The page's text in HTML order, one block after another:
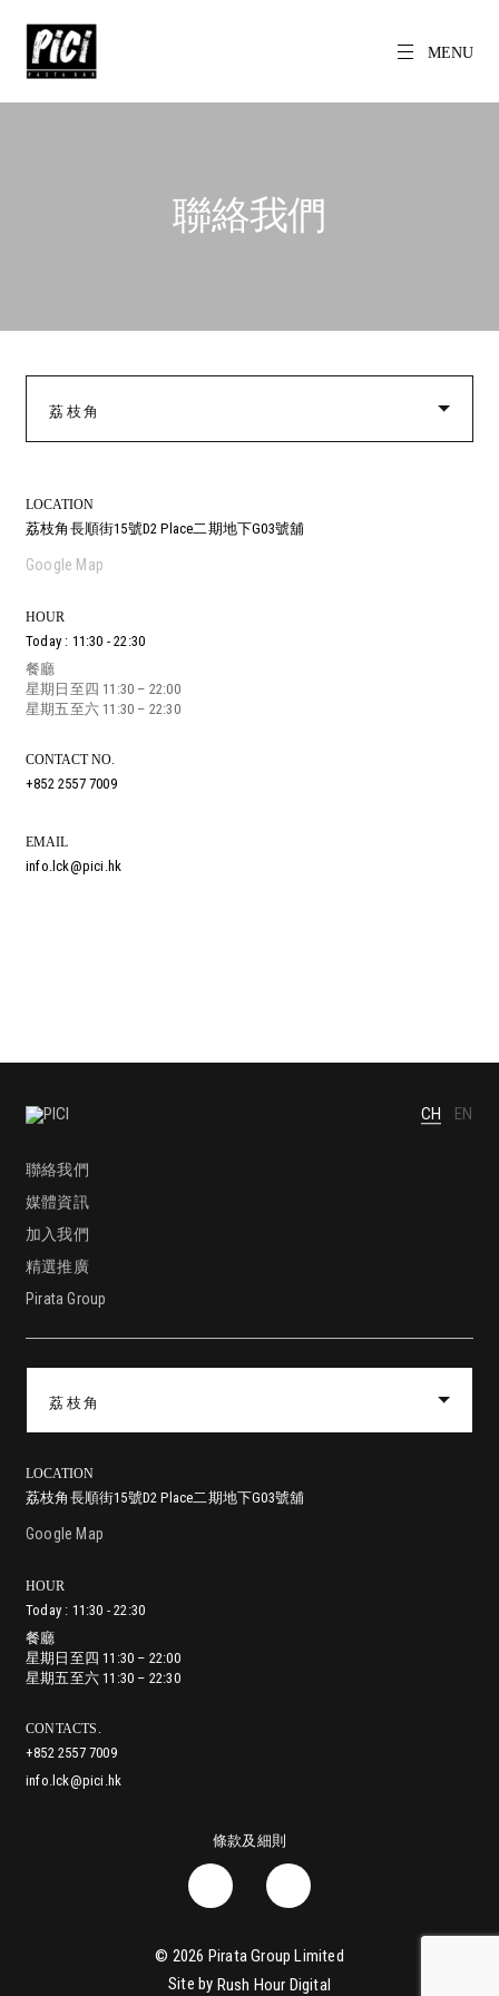
content
MENU
聯絡我們
荔枝角
LOCATION
荔枝角長順街15號D2 Place二期地下G03號舖
Google Map
HOUR
Today : 11:30 - 22:30
餐廳
星期日至四 11:30 – 22:00
星期五至六 11:30 – 22:30
CONTACT NO.
+852 2557 7009
EMAIL
info.lck@pici.hk
尖沙咀漆咸道南29-31號地舖 (入口位於赫德道)
餐廳
星期一至五 12:00 – 23:00
星期六至日 11:30 – 23:00
鰂魚涌英皇道979號太古坊林肯大廈地舖
餐廳
星期一至日 11:30 – 21:00
銅鑼灣耀華街38號Zing!地舖
餐廳
星期日至四 11:30 – 22:00
星期五至六 11:30 – 23:00
香港堅尼地城加多近街45-55號地下
餐廳
星期日至四: 11:00 – 21:30
星期五至六: 11:00 – 22:00
中環蘇豪鴨巴甸街24-26號地舖
餐廳
星期日至四 11:30 – 22:00
星期五至六 11:30 – 23:00
灣仔進教圍16號地舖
餐廳
星期日至四: 11:30 – 22:00
星期五至六: 11:30 – 22:30
將軍澳澳南海岸唐賢街33號Capri Place地下G17號舖
星期日至四 11:30 – 22:00
星期五至六 11:30 – 22:30
沙田正街18號新城市廣場第一期2樓251號舖
餐廳
星期一至四 11:30 – 22:00
星期五 11:30 – 22:30
CH EN
聯絡我們
媒體資訊
加入我們
精選推廣
Pirata Group
荔枝角
LOCATION
荔枝角長順街15號D2 Place二期地下G03號舖
Google Map
HOUR
Today : 11:30 - 22:30
餐廳
星期日至四 11:30 – 22:00
星期五至六 11:30 – 22:30
CONTACTS.
+852 2557 7009
info.lck@pici.hk
尖沙咀漆咸道南29-31號地舖 (入口位於赫德道)
餐廳
星期一至五 12:00 – 23:00
星期六至日 11:30 – 23:00
鰂魚涌英皇道979號太古坊林肯大廈地舖
餐廳
星期一至日 11:30 – 21:00
銅鑼灣耀華街38號Zing!地舖
餐廳
星期日至四 11:30 – 22:00
星期五至六 11:30 – 23:00
香港堅尼地城加多近街45-55號地下
餐廳
星期日至四: 11:00 – 21:30
星期五至六: 11:00 – 22:00
中環蘇豪鴨巴甸街24-26號地舖
餐廳
星期日至四 11:30 – 22:00
星期五至六 11:30 – 23:00
灣仔進教圍16號地舖
餐廳
星期日至四: 11:30 – 22:00
星期五至六: 11:30 – 22:30
將軍澳澳南海岸唐賢街33號Capri Place地下G17號舖
星期日至四 11:30 – 22:00
星期五至六 11:30 – 22:30
沙田正街18號新城市廣場第一期2樓251號舖
餐廳
星期一至四 11:30 – 22:00
星期五 11:30 – 22:30
條款及細則
© 2026 Pirata Group Limited
Site by Rush Hour Digital